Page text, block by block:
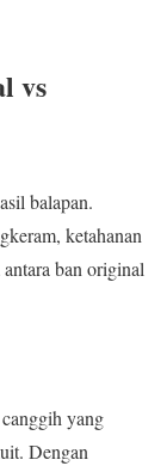
vs
balapan.
ketahanan
ban original
yang
Dengan